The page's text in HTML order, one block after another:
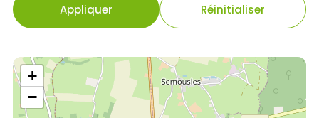
Appliquer Réinitialiser
+
−